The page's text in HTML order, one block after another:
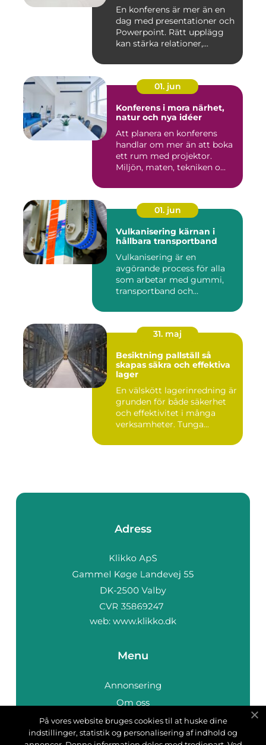
En konferens är mer än en
dag med presentationer och
Powerpoint. Rätt upplägg
kan stärka relationer,...
01. jun
Konferens i mora närhet,
natur och nya idéer
Att planera en konferens
handlar om mer än att boka
ett rum med projektor.
Miljön, maten, tekniken o...
01. jun
Vulkanisering kärnan i
hållbara transportband
Vulkanisering är en
avgörande process för alla
som arbetar med gummi,
transportband och
31. maj
Besiktning pallställ så
skapas säkra och effektiva
lager
En välskött lagerinredning är
grunden för både säkerhet
och effektivitet i många
verksamheter. Tunga...
Adress
web: www.klikko.dk
Menu
Annonsering
Om oss
Cookies
Kontakta oss
På vores website bruges cookies til at huske dine
indstillinger, statistik og personalisering af indhold og